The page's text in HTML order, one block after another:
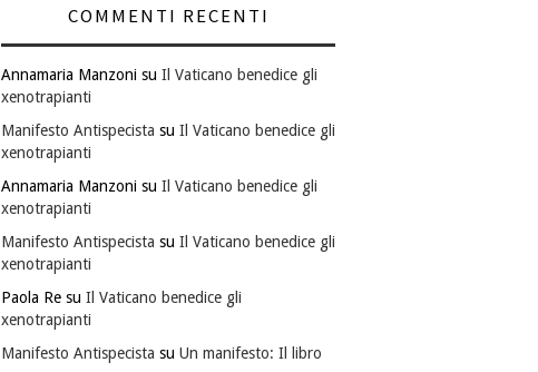
COMMENTI RECENTI
Annamaria Manzoni su Il Vaticano benedice gli
xenotrapianti
Manifesto Antispecista su Il Vaticano benedice gli
xenotrapianti
Annamaria Manzoni su Il Vaticano benedice gli
xenotrapianti
Manifesto Antispecista su Il Vaticano benedice gli
xenotrapianti
Paola Re su Il Vaticano benedice gli
xenotrapianti
Manifesto Antispecista su Un manifesto: Il libro